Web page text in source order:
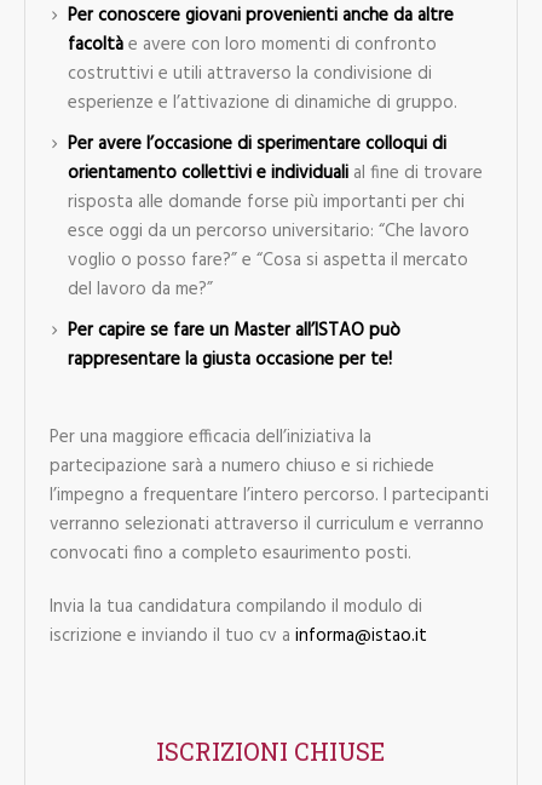
Per conoscere giovani provenienti anche da altre
facoltàe avere con loro momenti di confronto
costruttivi e utili attraverso la condivisione di
esperienze e l’attivazione di dinamiche di gruppo.
Per avere l’occasione di sperimentare colloqui di
orientamento collettivi e individualial fine di trovare
risposta alle domande forse più importanti per chi
esce oggi da un percorso universitario: “Che lavoro
voglio o posso fare?” e “Cosa si aspetta il mercato
del lavoro da me?”
Per capire se fare un Master all’ISTAO può
rappresentare la giusta occasione per te!
Per una maggiore efficacia dell’iniziativa la
partecipazione sarà a numero chiuso e si richiede
l’impegno a frequentare l’intero percorso. I partecipanti
verranno selezionati attraverso il curriculum e verranno
convocati fino a completo esaurimento posti.
Invia la tua candidatura compilando il modulo di
iscrizione e inviando il tuo cv a informa@istao.it
ISCRIZIONI CHIUSE